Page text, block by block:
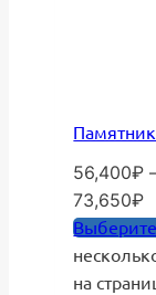
56,400₽
73,650₽
на